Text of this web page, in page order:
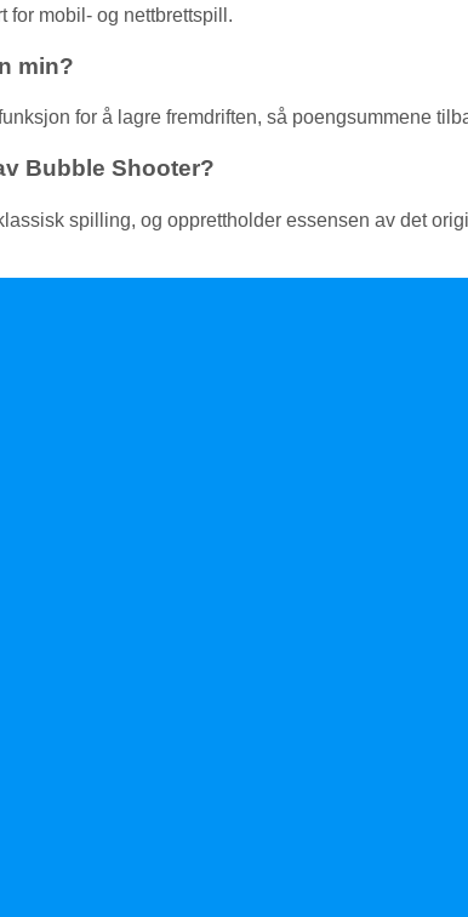
for mobil- og nettbrettspill.
min?
for å lagre fremdriften, så poengsummene
Bubble Shooter?
spilling, og opprettholder essensen av det